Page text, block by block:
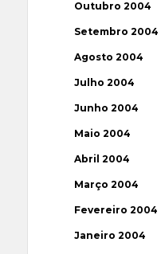
Outubro 2004
Setembro 2004
Agosto 2004
Julho 2004
Junho 2004
Maio 2004
Abril 2004
Março 2004
Fevereiro 2004
Janeiro 2004